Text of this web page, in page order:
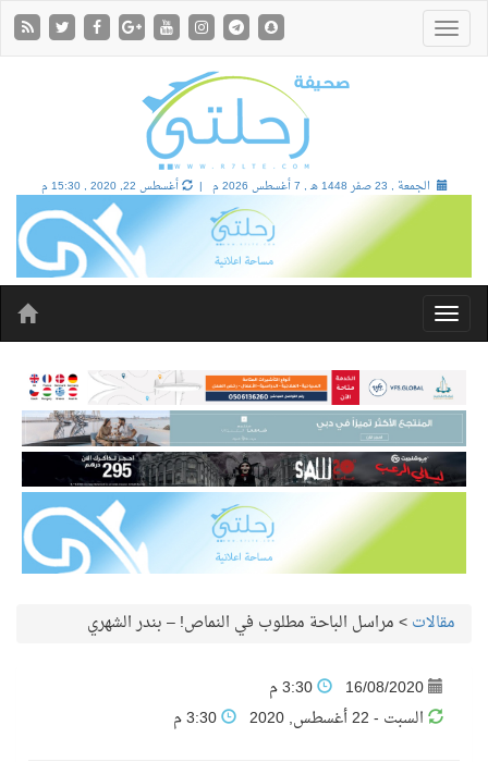
الجمعة , 23 صفر 1448 هـ , 7 أغسطس 2026 م | أغسطس 22, 2020 , 15:30 م
مقالات>مراسل الباحة مطلوب في النماص! – بندر الشهري
16/08/2020
السبت - 22 أغسطس, 2020